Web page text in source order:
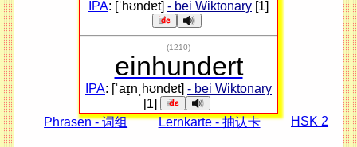
IPA: [ˈhʊndɐt] - bei Wiktonary [1]
(1210)
einhundert
IPA: [ˈaɪ̯nˌhʊndɐt] - bei Wiktonary
[1]
Phrasen - 词组
Lernkarte - 抽认卡 HSK 2